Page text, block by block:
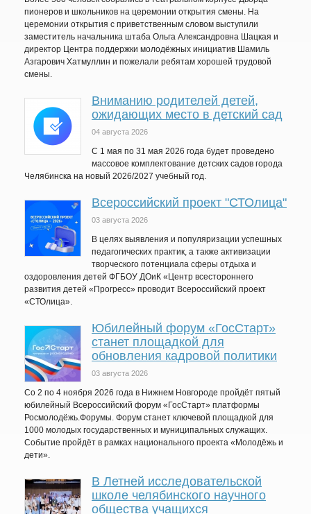
пионеров и школьников на церемонии открытия смены. На
церемонии открытия с приветственным словом выступили
заместитель начальника штаба Ольга Александровна Шацкая и
директор Центра поддержки молодёжных инициатив Шамиль
Азгарович Хатмуллин и пожелали ребятам хорошей трудовой
смены.
Вниманию родителей детей,
ожидающих место в детский сад
04 августа 2026
C 1 мая по 31 мая 2026 года будет проведено
массовое комплектование детских садов города
Челябинска на новый 2026/2027 учебный год.
Всероссийский проект "СТОлица"
03 августа 2026
В целях выявления и популяризации успешных
педагогических практик, а также активизации
творческого потенциала сферы отдыха и
оздоровления детей ФГБОУ ДОиК «Центр всестороннего
развития детей «Прогресс» проводит Всероссийский проект
«СТОлица».
Юбилейный форум «ГосСтарт»
станет площадкой для
обновления кадровой политики
03 августа 2026
Со 2 по 4 ноября 2026 года в Нижнем Новгороде пройдёт пятый
юбилейный Всероссийский форум «ГосСтарт» платформы
Росмолодёжь.Форумы. Форум станет ключевой площадкой для
1000 молодых государственных и муниципальных служащих.
Событие пройдёт в рамках национального проекта «Молодёжь и
дети».
В Летней исследовательской
школе челябинского научного
общества учащихся